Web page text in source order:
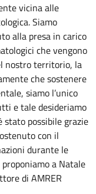
vicina alle
Siamo
alla presa in carico
che vengono
nostro territorio, la
che sostenere
siamo l’unico
e tale desideriamo
stato possibile grazie
con il
durante le
a Natale
di AMRER